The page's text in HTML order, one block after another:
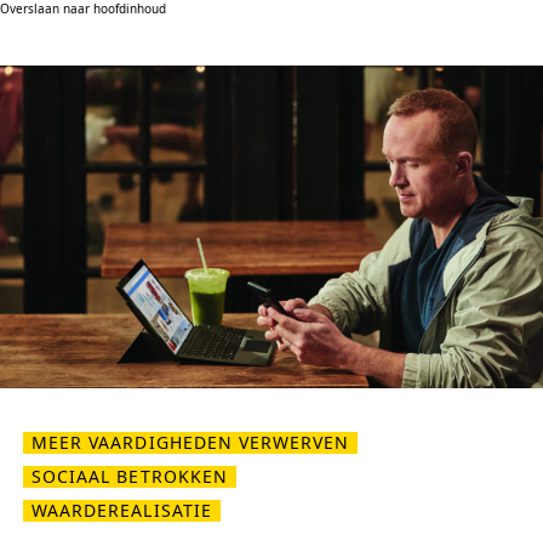
Overslaan naar hoofdinhoud
MEER VAARDIGHEDEN VERWERVEN
SOCIAAL BETROKKEN
WAARDEREALISATIE